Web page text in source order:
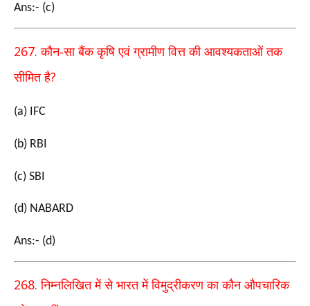
Ans:- (c)
267.कौन-सा बैंक कृषि एवं ग्रामीण वित्त की आवश्यकताओं तक
सीमित है?
(a) IFC
(b) RBI
(c) SBI
(d) NABARD
Ans:- (d)
268.निम्नलिखित में से भारत में विमुद्रीकरण का कौन औपचारिक